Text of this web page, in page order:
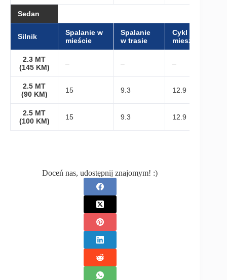
Sedan
Silnik
Spalanie w
mieście
Spalanie
w trasie
Cykl
mieszany
2.3 MT
(145 KM)
– – –
2.5 MT
(90 KM)
15 9.3 12.9
2.5 MT
(100 KM)
15 9.3 12.9
Doceń nas, udostępnij znajomym! :)